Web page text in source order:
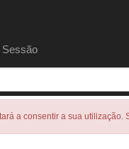
Sessão
a consentir a sua utilização.